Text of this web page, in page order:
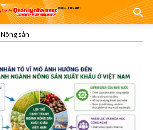
Nông sản